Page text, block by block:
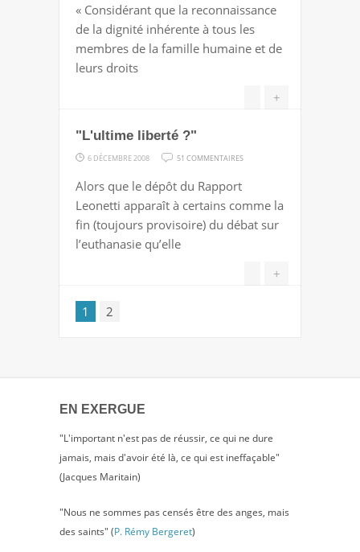
DIGNE
LA
VIE
« Considérant que la reconnaissance
de la dignité inhérente à tous les
membres de la famille humaine et de
leurs droits
+
"L'ultime liberté ?"
6 DÉCEMBRE 2008 51 COMMENTAIRES
?"
Alors que le dépôt du Rapport
Leonetti apparaît à certains comme la
fin (toujours provisoire) du débat sur
l’euthanasie qu’elle
+
1 2
EN EXERGUE
"L'important n'est pas de réussir, ce qui ne dure
jamais, mais d'avoir été là, ce qui est ineffaçable"
(Jacques Maritain)
"Nous ne sommes pas censés être des anges, mais
des saints" (P. Rémy Bergeret)